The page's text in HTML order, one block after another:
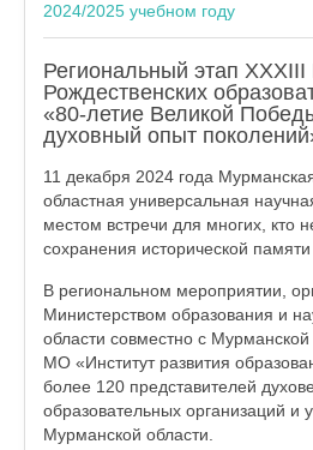
2024/2025 учебном году
Региональный этап
Рождественских
«80-летие Великой
духовный опыт
11 декабря 2024 года
областная универсальная
местом встречи для многих, кто
сохранения исторической
В региональном мероприятии,
Министерством образования и
области совместно с
МО «Институт развития
более 120 представителей
образовательных организаций и
Мурманской области.